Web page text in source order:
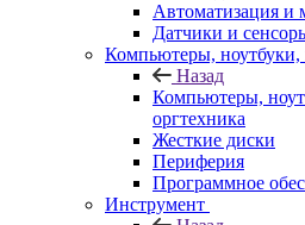
Автоматизация и
Датчики и
Компьютеры, ноутбуки,
Назад
Компьютеры,
оргтехника
Жесткие диски
Периферия
Программное
Инструмент